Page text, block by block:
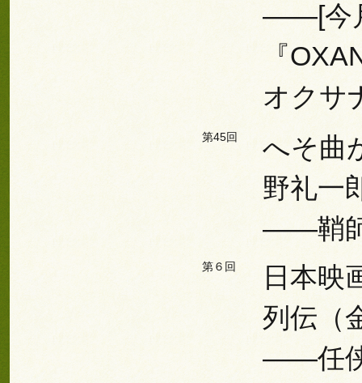
――[今
『
オクサ
第45回
へそ曲
野礼一
――鞘
第６回
日本映
列伝（
――任